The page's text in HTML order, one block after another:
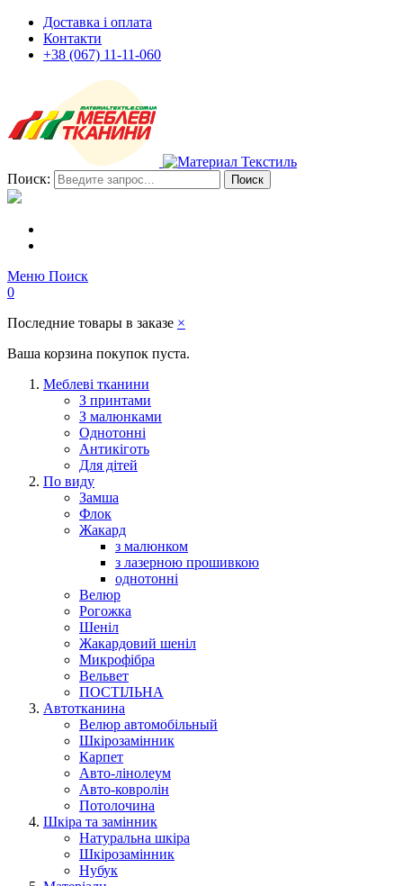
Доставка і оплата
Контакти
+38 (067) 11-11-060
Поиск: Поиск
Меню Поиск
0
Последние товары в заказе ×
Ваша корзина покупок пуста.
Меблеві тканини
З принтами
З малюнками
Однотонні
Антикіготь
Для дітей
По виду
Замша
Флок
Жакард
з малюнком
з лазерною прошивкою
однотонні
Велюр
Рогожка
Шеніл
Жакардовий шеніл
Микрофібра
Вельвет
ПОСТІЛЬНА
Автотканина
Велюр автомобільный
Шкірозамінник
Карпет
Авто-лінолеум
Авто-ковролін
Потолочина
Шкіра та замінник
Натуральна шкіра
Шкірозамінник
Нубук